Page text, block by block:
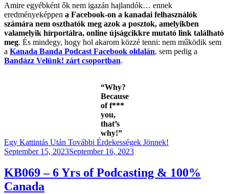
Amire egyébként ők nem igazán hajlandók… ennek
eredményeképpen a Facebook-on a kanadai felhasználók
számára nem oszthatók meg azok a posztok, amelyikben
valamelyik hírportálra, online újságcikkre mutató link található
meg. És mindegy, hogy hol akarom közzé tenni: nem működik sem
a Kanada Banda Podcast Facebook oldalán, sem pedig a
Bandázz Velünk! zárt csoportban.
“Why?
Because
of f***
you,
that’s
why!”
Egy Kattintás Után További Érdekességek Jönnek!
Posted
September 15, 2023September 16, 2023
KB069 – 6 Yrs of Podcasting & 100%
Canada